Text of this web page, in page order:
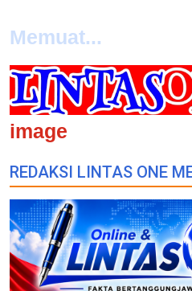
Memuat...
image
REDAKSI LINTAS ONE